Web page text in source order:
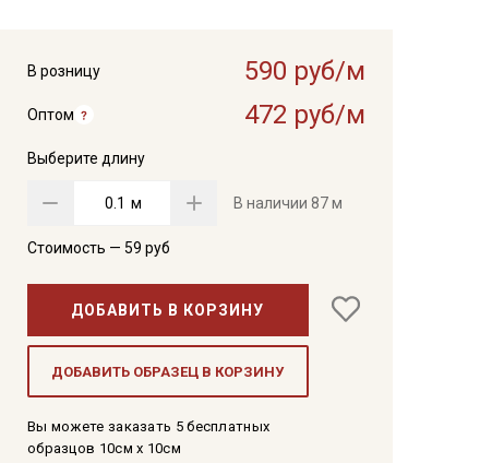
В розницу 590 руб/м
Оптом 472 руб/м
Выберите длину
м В наличии 87 м
Стоимость — 59 руб
ДОБАВИТЬ В КОРЗИНУ
ДОБАВИТЬ ОБРАЗЕЦ В КОРЗИНУ
Вы можете заказать 5 бесплатных
образцов 10см x 10см